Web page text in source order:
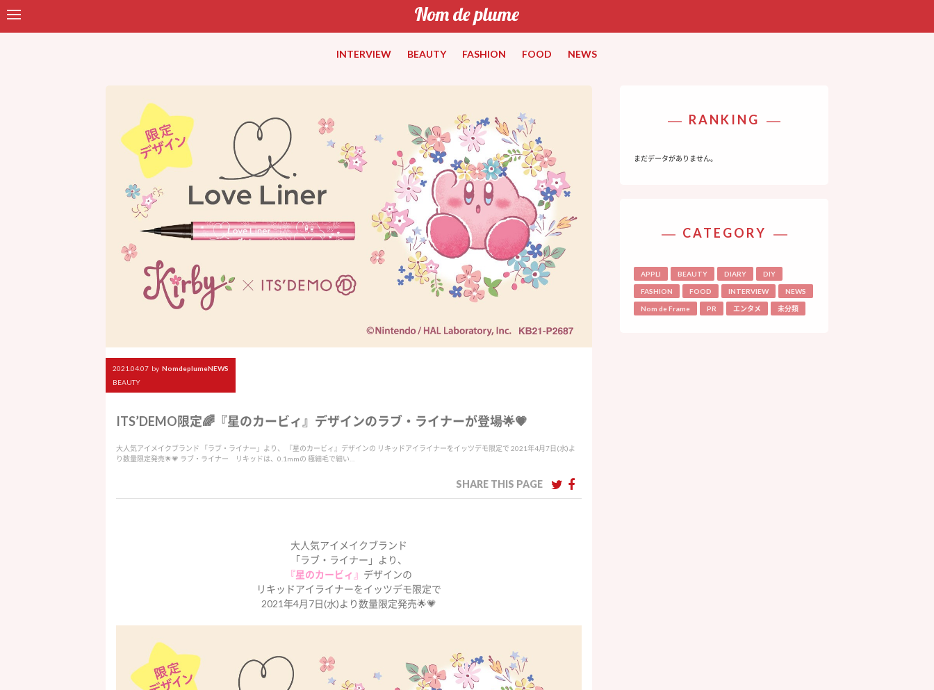
INTERVIEW BEAUTY FASHION FOOD NEWS
2021.04.07 by NomdeplumeNEWS
BEAUTY
ITS’DEMO限定🌈『星のカービィ』デザインのラブ・ライナーが登場🌟💗
大人気アイメイクブランド 「ラブ・ライナー」より、 『星のカービィ』デザインの リキッドアイライナーをイッツデモ限定で 2021年4月7日(水)よ
り数量限定発売🌟💗 ラブ・ライナー リキッドは、0.1mmの 極細毛で細い…
SHARE THIS PAGE
大人気アイメイクブランド
「ラブ・ライナー」より、
『星のカービィ』 デザインの
リキッドアイライナーをイッツデモ限定で
2021年4月7日(水)より数量限定発売🌟💗
RANKING
まだデータがありません。
CATEGORY
APPLI BEAUTY DIARY DIY
FASHION FOOD INTERVIEW NEWS
Nom de Frame PR エンタメ 未分類